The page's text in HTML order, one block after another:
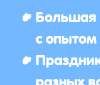
Большая
с